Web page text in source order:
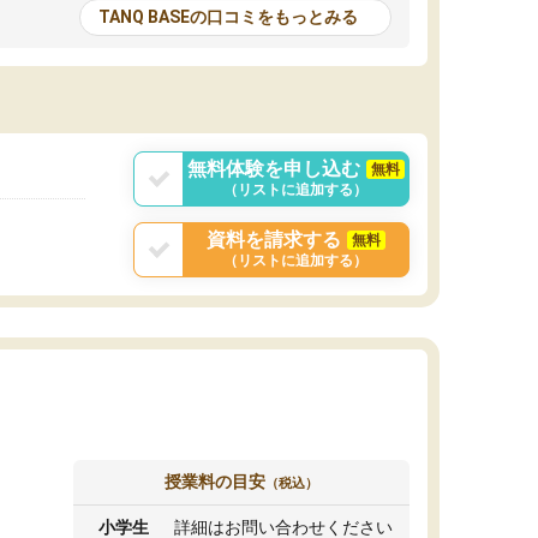
る機会が増えたり
試験対策の面接練
と伝えることもで
が多いので、その子達に感化されて自分も『も
っと何かに取り組んでみよう』と思えます。
はたらく部はオンラインなので、色々な場所の
TANQ BASEの口コミをもっとみる
無料体験を申し込む
無料
（リストに追加する）
資料を請求する
無料
（リストに追加する）
授業料の目安 （税込）
小学生 詳細はお問い合わせください